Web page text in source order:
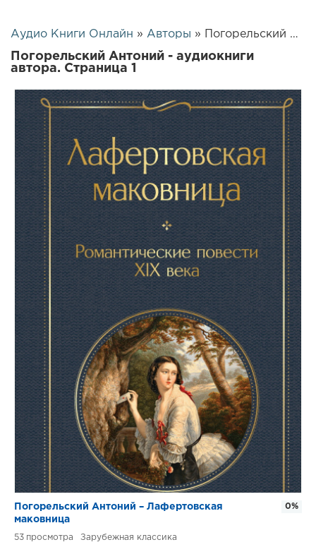
Аудио Книги Онлайн » Авторы » Погорельский Антоний
Погорельский Антоний - аудиокниги
автора. Страница 1
Погорельский Антоний – Лафертовская
маковница
53 Зарубежная классика
0%